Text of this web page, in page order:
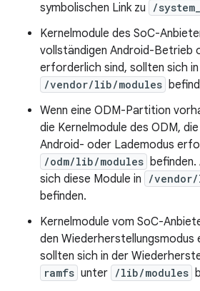
symbolischen Link zu
/
Kernelmodule des SoC-
vollständigen Android-Betrieb
erforderlich sind, sollten sich in
/vendor/lib/modules
Wenn eine ODM-Partition
die Kernelmodule des ODM,
Android- oder Lademodus
/odm/lib/modules
sich diese Module in
/
befinden.
Kernelmodule vom SoC-
den Wiederherstellungsmodus
sollten sich in der
ramfs unter /lib/modules